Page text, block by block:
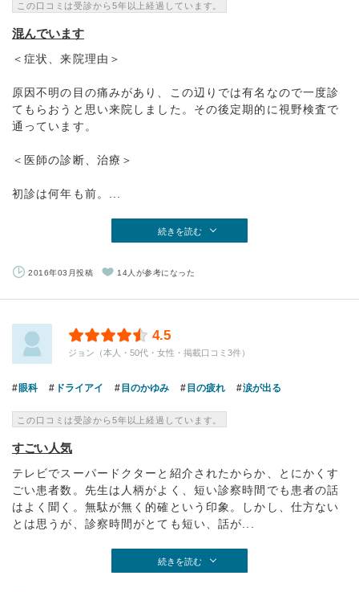
この口コミは受診から5年以上経過しています。
混んでいます
＜症状、来院理由＞
原因不明の目の痛みがあり、この辺りでは有名なので一度診
てもらおうと思い来院しました。その後定期的に視野検査で
通っています。
＜医師の診断、治療＞
初診は何年も前。...
続きを読む
2016年03月投稿 14人が参考になった
4.5
ジョン（本人・50代・女性・掲載口コミ3件）
眼科 ドライアイ 目のかゆみ 目の疲れ 涙が出る
この口コミは受診から5年以上経過しています。
すごい人気
テレビでスーパードクターと紹介されたからか、とにかくす
ごい患者数。先生は人柄がよく、短い診察時間でも患者の話
はよく聞く。無駄が無く的確という印象。しかし、仕方ない
とは思うが、診察時間がとても短い、話が...
続きを読む